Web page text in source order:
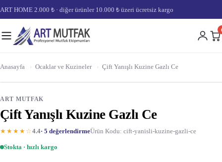
ART HOME 2.000 ₺ · diğer ürünler 10.000 ₺ üzeri ücretsiz kargo
Anasayfa › Ocaklar ve Kuzineler › Çift Yanışlı Kuzine Gazlı Ce
ART MUTFAK
Çift Yanışlı Kuzine Gazlı Ce
★★★★☆4.4· 5 değerlendirmeÜrün Kodu: cift-yanisli-kuzine-gazli-ce
Stokta · hızlı kargo